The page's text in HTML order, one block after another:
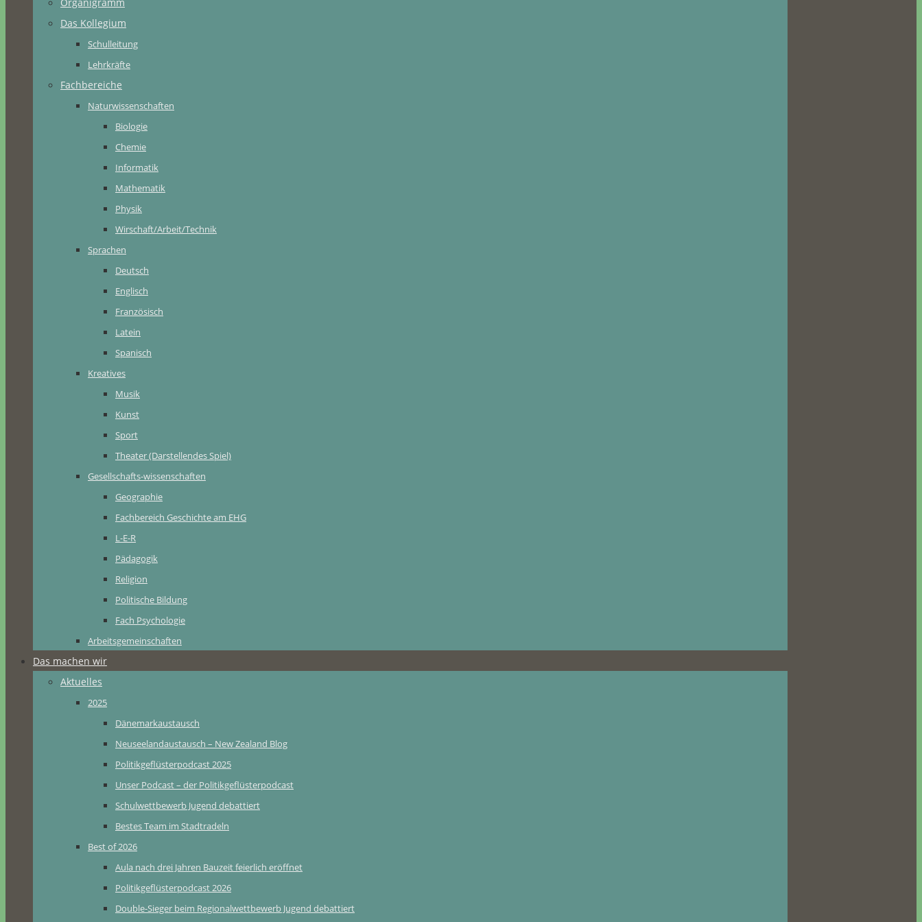
Das Kollegium
Schulleitung
Lehrkräfte
Fachbereiche
Naturwissenschaften
Biologie
Chemie
Informatik
Mathematik
Physik
Wirschaft/Arbeit/Technik
Sprachen
Deutsch
Englisch
Französisch
Latein
Spanisch
Kreatives
Musik
Kunst
Sport
Theater (Darstellendes Spiel)
Gesellschafts-wissenschaften
Geographie
Fachbereich Geschichte am EHG
L-E-R
Pädagogik
Religion
Politische Bildung
Fach Psychologie
Arbeitsgemeinschaften
Das machen wir
Aktuelles
2025
Dänemarkaustausch
Neuseelandaustausch – New Zealand Blog
Politikgeflüsterpodcast 2025
Unser Podcast – der Politikgeflüsterpodcast
Schulwettbewerb Jugend debattiert
Bestes Team im Stadtradeln
Best of 2026
Aula nach drei Jahren Bauzeit feierlich eröffnet
Politikgeflüsterpodcast 2026
Double-Sieger beim Regionalwettbewerb Jugend debattiert